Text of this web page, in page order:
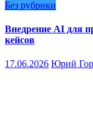
Без рубрики
Внедрение AI для
кейсов
17.06.2026 Юрий